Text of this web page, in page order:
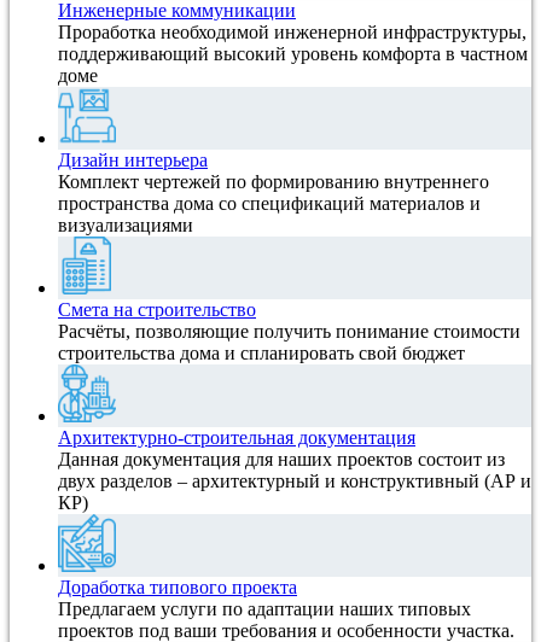
Инженерные коммуникации
Проработка необходимой инженерной инфраструктуры,
поддерживающий высокий уровень комфорта в частном
доме
Дизайн интерьера
Комплект чертежей по формированию внутреннего
пространства дома со спецификаций материалов и
визуализациями
Смета на строительство
Расчёты, позволяющие получить понимание стоимости
строительства дома и спланировать свой бюджет
Архитектурно-строительная документация
Данная документация для наших проектов состоит из
двух разделов – архитектурный и конструктивный (АР и
КР)
Доработка типового проекта
Предлагаем услуги по адаптации наших типовых
проектов под ваши требования и особенности участка.